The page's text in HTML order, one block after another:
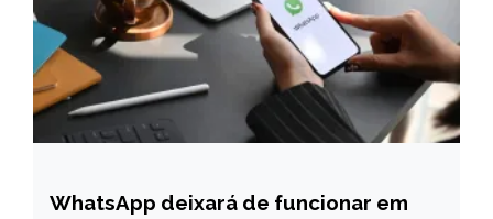
BRASIL
WhatsApp deixará de funcionar em